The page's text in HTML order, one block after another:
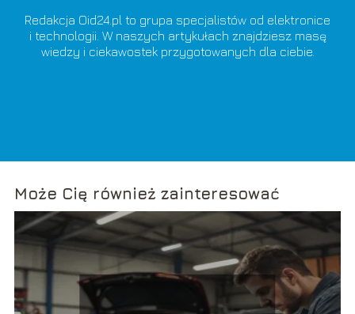
Redakcja Oid24.pl to grupa specjalistów od elektronice
i technologii. W naszych artykułach znajdziesz masę
wiedzy i ciekawostek przygotowanych dla ciebie.
Może Cię również zainteresować